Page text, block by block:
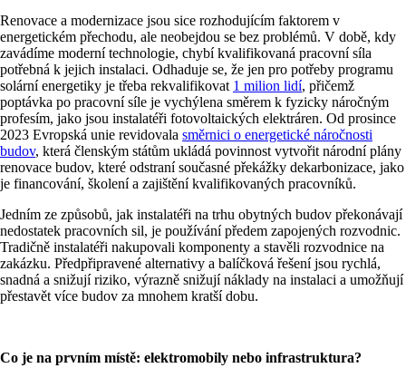
Renovace a modernizace jsou sice rozhodujícím faktorem v
energetickém přechodu, ale neobejdou se bez problémů. V době, kdy
zavádíme moderní technologie, chybí kvalifikovaná pracovní síla
potřebná k jejich instalaci. Odhaduje se, že jen pro potřeby programu
solární energetiky je třeba rekvalifikovat 1 milion lidí, přičemž
poptávka po pracovní síle je vychýlena směrem k fyzicky náročným
profesím, jako jsou instalatéři fotovoltaických elektráren. Od prosince
2023 Evropská unie revidovala směrnici o energetické náročnosti
budov, která členským státům ukládá povinnost vytvořit národní plány
renovace budov, které odstraní současné překážky dekarbonizace, jako
je financování, školení a zajištění kvalifikovaných pracovníků.
Jedním ze způsobů, jak instalatéři na trhu obytných budov překonávají
nedostatek pracovních sil, je používání předem zapojených rozvodnic.
Tradičně instalatéři nakupovali komponenty a stavěli rozvodnice na
zakázku. Předpřipravené alternativy a balíčková řešení jsou rychlá,
snadná a snižují riziko, výrazně snižují náklady na instalaci a umožňují
přestavět více budov za mnohem kratší dobu.
Co je na prvním místě: elektromobily nebo infrastruktura?